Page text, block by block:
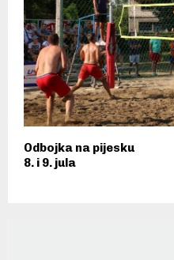
Odbojka na pijesku
8. i 9. jula